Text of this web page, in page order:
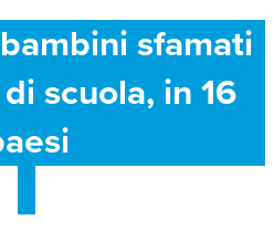
sfamati
scuola, in 16